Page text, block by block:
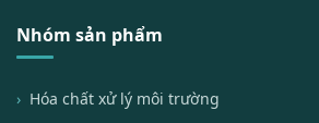
Nhóm sản phẩm
Hóa chất xử lý môi trường